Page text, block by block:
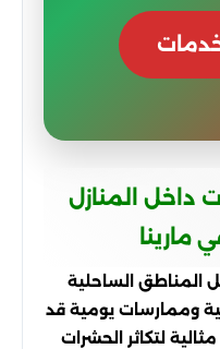
داخل المنازل
مارينا
المناطق الساحلية
وممارسات يومية قد
لتكاثر الحشرات